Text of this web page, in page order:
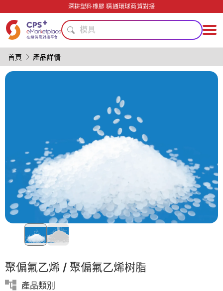
深耕塑料橡膠 精通環球商貿對接
綠色成型方案
模具
自動化
節能
精密注塑
PET
綠色成型方案
PVC
PP
再生料加工
首頁 產品詳情
聚偏氟乙烯 / 聚偏氟乙烯树脂
產品類別